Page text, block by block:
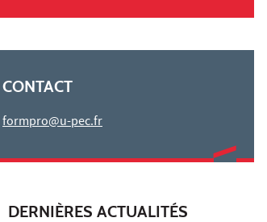
CONTACT
formpro@u-pec.fr
DERNIÈRES ACTUALITÉS